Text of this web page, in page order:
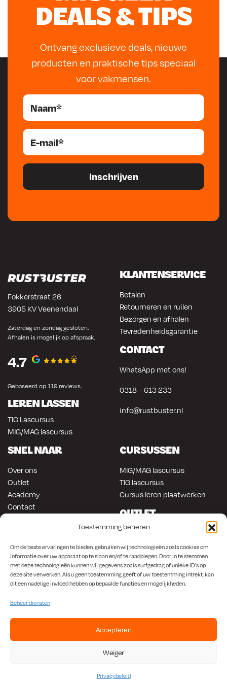
Toestemming beheren
Om de beste ervaringen te bieden, gebruiken wij technologieën zoals cookies om
informatie over uw apparaat op te slaan en/of te raadplegen. Door in te stemmen
met deze technologieën kunnen wij gegevens zoals surfgedrag of unieke ID's op
deze site verwerken. Als u geen toestemming geeft of uw toestemming intrekt, kan
dit een nadelige invloed hebben op bepaalde functies en mogelijkheden.
Beheer diensten
Accepteren
Weiger
Privacybeleid
samenstellen van een complete gereedschapset.
DEALS & TIPS
Ontvang exclusieve deals, nieuwe
producten en praktische tips speciaal
voor vakmensen.
Fokkerstraat 26
3905 KV Veenendaal
Zaterdag en zondag gesloten.
Afhalen is mogelijk op afspraak.
4.7
Gebaseerd op 119 reviews.
LEREN LASSEN
TIG Lascursus
MIG/MAG lascursus
KLANTENSERVICE
Betalen
Retourneren en ruilen
Bezorgen en afhalen
Tevredenheidsgarantie
CONTACT
WhatsApp met ons!
0318 – 613 233
info@rustbuster.nl
SNEL NAAR
Over ons
Outlet
Academy
Contact
ONLINE KOPEN
Lasapparatuur
Anti-roest producten
Werkplaats en automotive
Autorestauratie en plaatwerk
CURSUSSEN
MIG/MAG lascursus
TIG lascursus
Cursus leren plaatwerken
OUTLET
Gereedschap
Om en in de auto werken
Lasapparatuur
Overige producten